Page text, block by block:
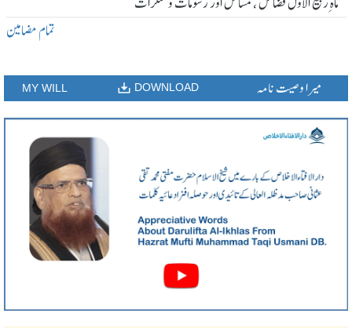
تمام مضامین
MY WILL DOWNLOAD میرا وصیت نامہ